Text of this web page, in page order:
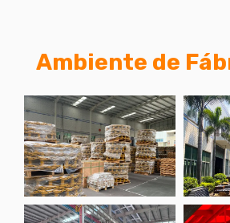
Ambiente de